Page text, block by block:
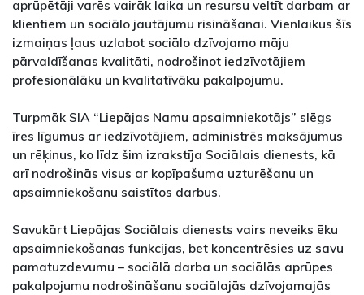
aprūpētāji varēs vairāk laika un resursu veltīt darbam ar
klientiem un sociālo jautājumu risināšanai. Vienlaikus šīs
izmaiņas ļaus uzlabot sociālo dzīvojamo māju
pārvaldīšanas kvalitāti, nodrošinot iedzīvotājiem
profesionālāku un kvalitatīvāku pakalpojumu.
Turpmāk SIA “Liepājas Namu apsaimniekotājs” slēgs
īres līgumus ar iedzīvotājiem, administrēs maksājumus
un rēķinus, ko līdz šim izrakstīja Sociālais dienests, kā
arī nodrošinās visus ar kopīpašuma uzturēšanu un
apsaimniekošanu saistītos darbus.
Savukārt Liepājas Sociālais dienests vairs neveiks ēku
apsaimniekošanas funkcijas, bet koncentrēsies uz savu
pamatuzdevumu – sociālā darba un sociālās aprūpes
pakalpojumu nodrošināšanu sociālajās dzīvojamajās